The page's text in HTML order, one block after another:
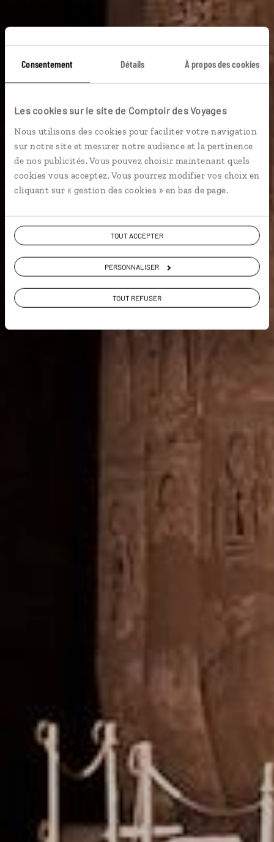
Consentement Détails À propos des cookies
Les cookies sur le site de Comptoir des Voyages
Nous utilisons des cookies pour faciliter votre navigation
sur notre site et mesurer notre audience et la pertinence
de nos publicités. Vous pouvez choisir maintenant quels
cookies vous acceptez. Vous pourrez modifier vos choix en
cliquant sur « gestion des cookies » en bas de page.
TOUT ACCEPTER
PERSONNALISER
TOUT REFUSER
Guide de voyage
Egypte